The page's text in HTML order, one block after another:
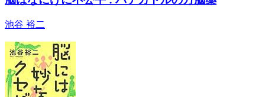
池谷 裕二